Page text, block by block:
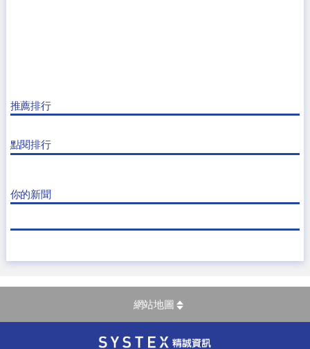
推薦排行
點閱排行
你的新聞
網站地圖